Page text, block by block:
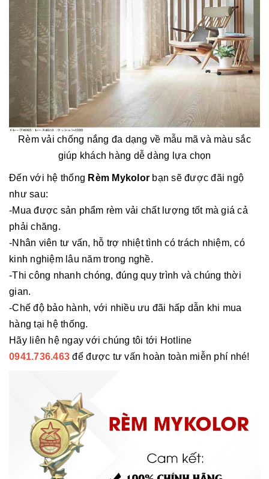
Rèm vải chống nắng đa dạng về mẫu mã và màu sắc
giúp khách hàng dễ dàng lựa chọn
Đến với hệ thống Rèm Mykolor bạn sẽ được đãi ngộ
như sau:
-Mua được sản phẩm rèm vải chất lượng tốt mà giá cả
phải chăng.
-Nhân viên tư vấn, hỗ trợ nhiệt tình có trách nhiệm, có
kinh nghiệm lâu năm trong nghề.
-Thi công nhanh chóng, đúng quy trình và chúng thời
gian.
-Chế độ bảo hành, với nhiều ưu đãi hấp dẫn khi mua
hàng tại hệ thống.
Hãy liên hệ ngay với chúng tôi tới Hotline
0941.736.463 để được tư vấn hoàn toàn miễn phí nhé!